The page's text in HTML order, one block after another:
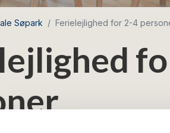
Søpark Ferielejlighed for 2-4